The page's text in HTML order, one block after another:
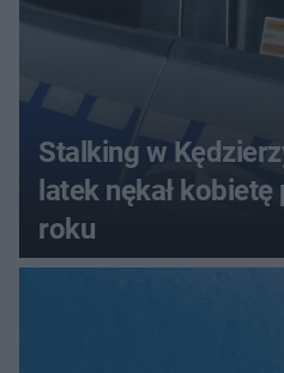
Stalking w
latek nękał
roku